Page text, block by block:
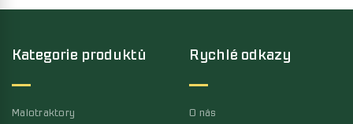
Kategorie produktů
Malotraktory
Rychlé odkazy
O nás